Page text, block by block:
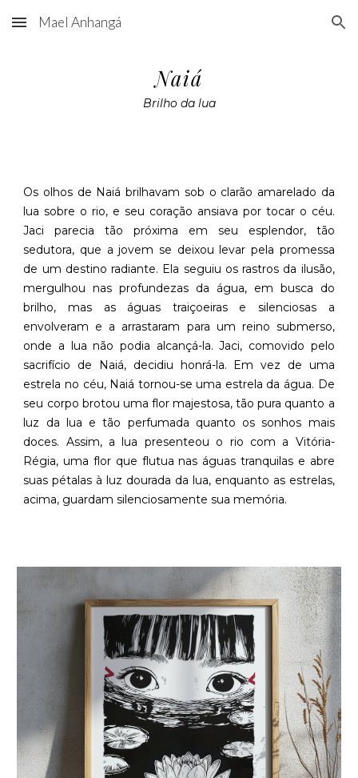
Skip to main content Skip to navigation
Mael Anhangá
Naiá
Brilho da lua
Os olhos de Naiá brilhavam sob o clarão amarelado da
lua sobre o rio, e seu coração ansiava por tocar o céu.
Jaci parecia tão próxima em seu esplendor, tão
sedutora, que a jovem se deixou levar pela promessa
de um destino radiante. Ela seguiu os rastros da ilusão,
mergulhou nas profundezas da água, em busca do
brilho, mas as águas traiçoeiras e silenciosas a
envolveram e a arrastaram para um reino submerso,
onde a lua não podia alcançá-la. Jaci, comovido pelo
sacrifício de Naiá, decidiu honrá-la. Em vez de uma
estrela no céu, Naiá tornou-se uma estrela da água. De
seu corpo brotou uma flor majestosa, tão pura quanto a
luz da lua e tão perfumada quanto os sonhos mais
doces. Assim, a lua presenteou o rio com a Vitória-
Régia, uma flor que flutua nas águas tranquilas e abre
suas pétalas à luz dourada da lua, enquanto as estrelas,
acima, guardam silenciosamente sua memória.